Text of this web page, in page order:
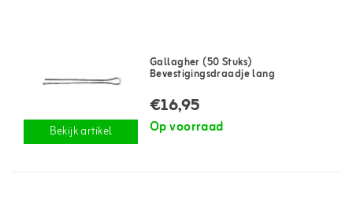
Bekijk artikel
Gallagher (50 Stuks)
Bevestigingsdraadje lang
€16,95
Op voorraad